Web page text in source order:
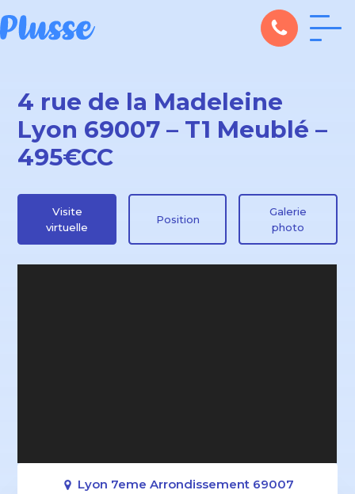
4 rue de la Madeleine
Lyon 69007 – T1 Meublé –
495€CC
Visite
virtuelle
Position
Galerie
photo
Lyon 7eme Arrondissement 69007